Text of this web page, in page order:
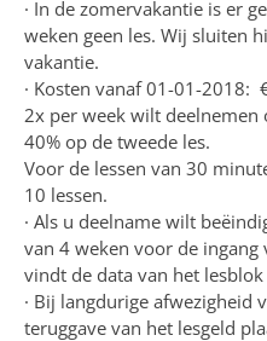
· In de zomervakantie is er
weken geen les. Wij sluiten
vakantie.
· Kosten vanaf 01-01-2018:
2x per week wilt
40% op de tweede les.
Voor de lessen van 30
10 lessen.
· Als u deelname wilt
van 4 weken voor de ingang
vindt de data van het
· Bij langdurige afwezigheid
teruggave van het lesgeld